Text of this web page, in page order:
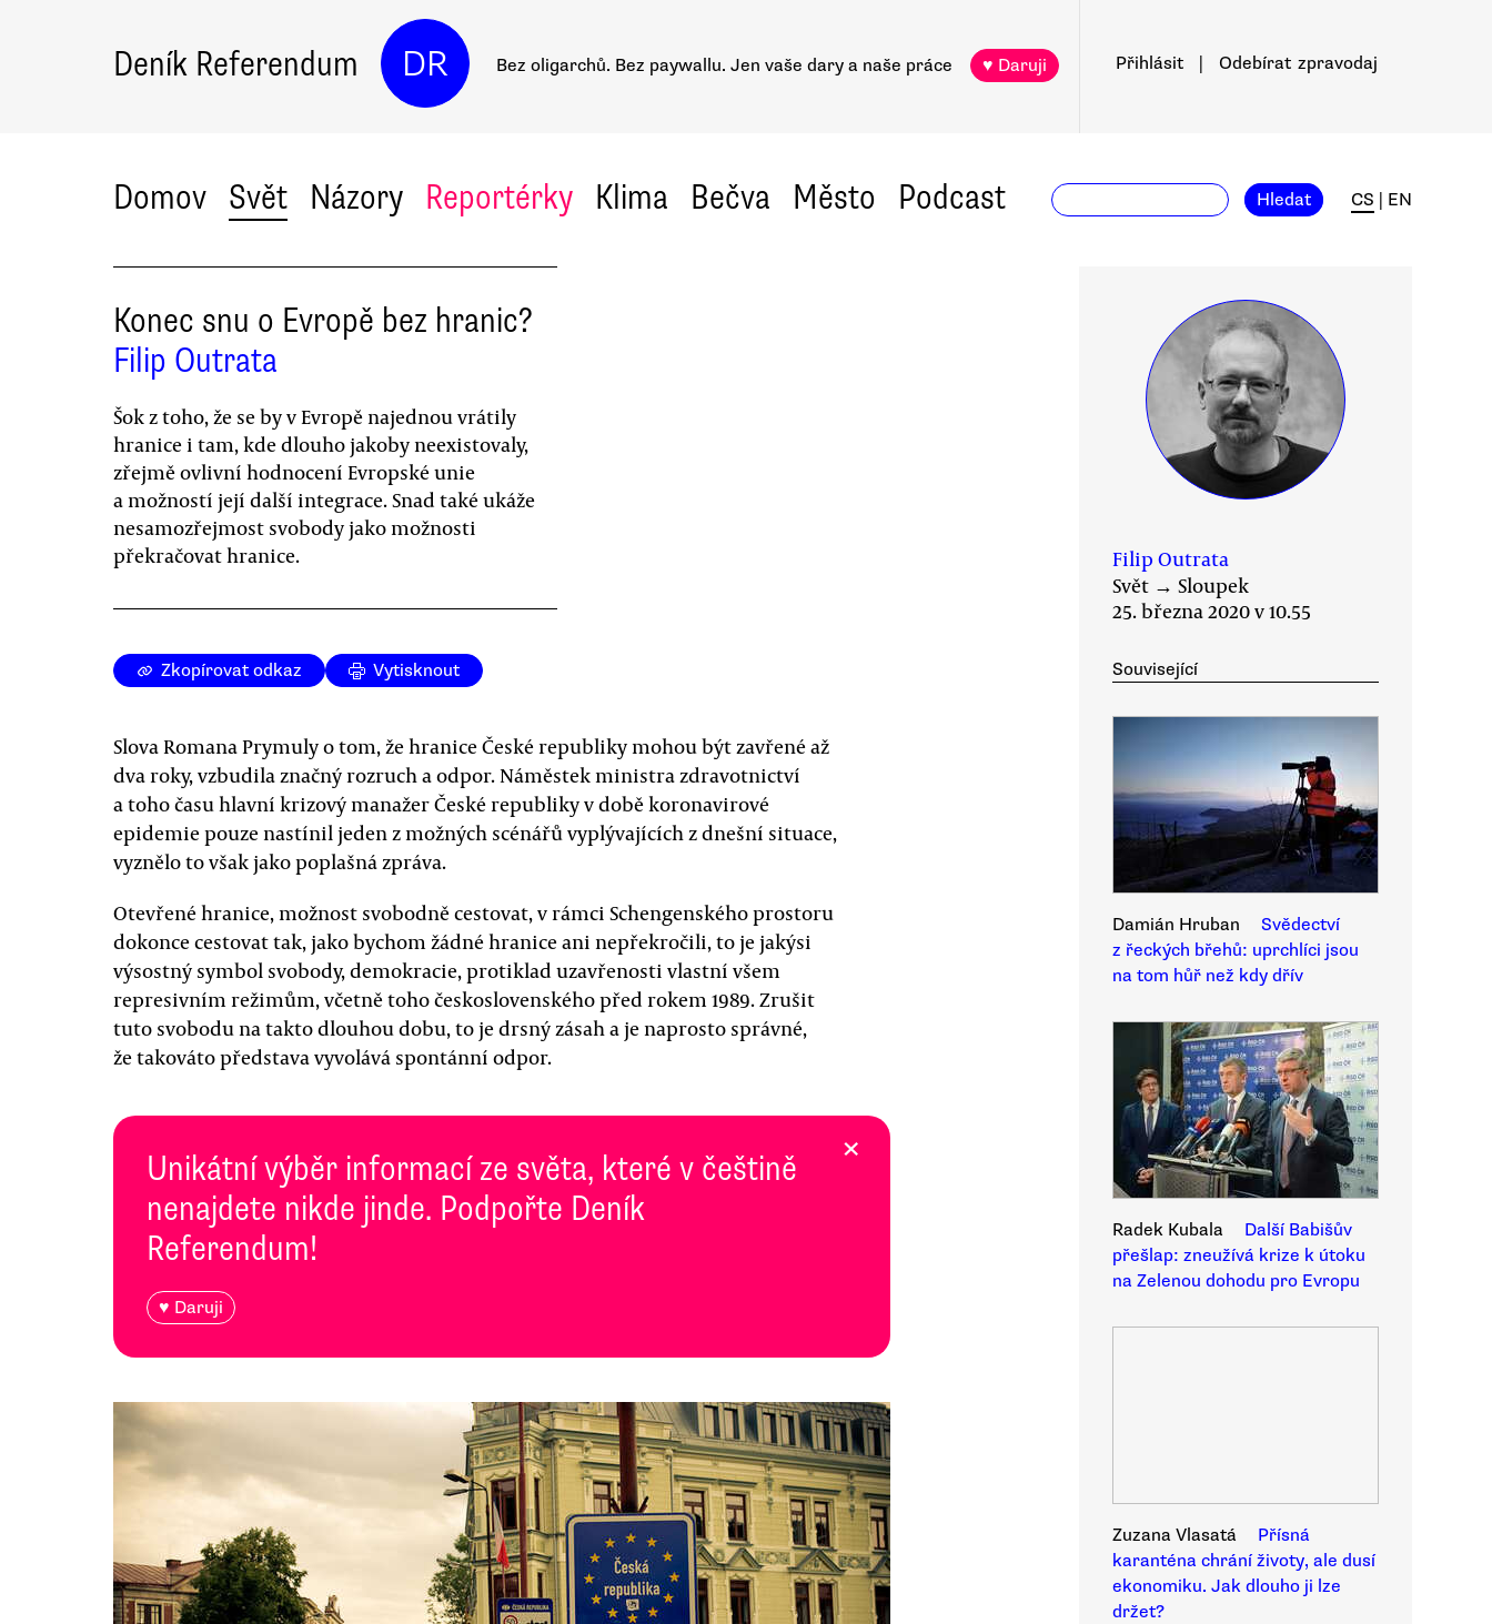
Deník Referendum DR Bez oligarchů. Bez paywallu. Jen vaše dary a naše práce ♥ Daruji Přihlásit Odebírat zpravodaj
Domov Svět Názory Reportérky Klima Bečva Město Podcast Hledat CS EN
Konec snu o Evropě bez hranic?
Filip Outrata
Šok z toho, že se by v Evropě najednou vrátily
hranice i tam, kde dlouho jakoby neexistovaly,
zřejmě ovlivní hodnocení Evropské unie
a možností její další integrace. Snad také ukáže
nesamozřejmost svobody jako možnosti
překračovat hranice.
Zkopírovat odkaz Vytisknout
Slova Romana Prymuly o tom, že hranice České republiky mohou být zavřené až
dva roky, vzbudila značný rozruch a odpor. Náměstek ministra zdravotnictví
a toho času hlavní krizový manažer České republiky v době koronavirové
epidemie pouze nastínil jeden z možných scénářů vyplývajících z dnešní situace,
vyznělo to však jako poplašná zpráva.
Otevřené hranice, možnost svobodně cestovat, v rámci Schengenského prostoru
dokonce cestovat tak, jako bychom žádné hranice ani nepřekročili, to je jakýsi
výsostný symbol svobody, demokracie, protiklad uzavřenosti vlastní všem
represivním režimům, včetně toho československého před rokem 1989. Zrušit
tuto svobodu na takto dlouhou dobu, to je drsný zásah a je naprosto správné,
že takováto představa vyvolává spontánní odpor.
Unikátní výběr informací ze světa, které v češtině
nenajdete nikde jinde. Podpořte Deník
Referendum!
♥ Daruji
×
Filip Outrata
Svět → Sloupek
25. března 2020 v 10.55
Související
Damián Hruban
Svědectví
z řeckých břehů: uprchlíci jsou
na tom hůř než kdy dřív
Radek Kubala
Další Babišův
přešlap: zneužívá krize k útoku
na Zelenou dohodu pro Evropu
Zuzana Vlasatá
Přísná
karanténa chrání životy, ale dusí
ekonomiku. Jak dlouho ji lze
držet?